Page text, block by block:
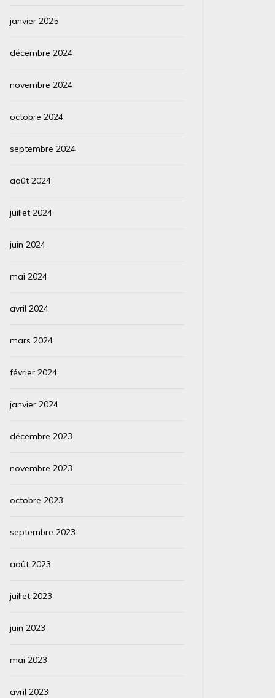
janvier 2025
décembre 2024
novembre 2024
octobre 2024
septembre 2024
août 2024
juillet 2024
juin 2024
mai 2024
avril 2024
mars 2024
février 2024
janvier 2024
décembre 2023
novembre 2023
octobre 2023
septembre 2023
août 2023
juillet 2023
juin 2023
mai 2023
avril 2023